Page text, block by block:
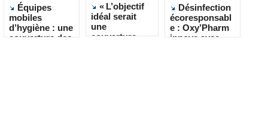
Équipes
mobiles
d’hygiène : une
couverture des
« L’objectif
idéal serait
une
couverture
Désinfection
écoresponsabl
e : Oxy’Pharm
innove avec